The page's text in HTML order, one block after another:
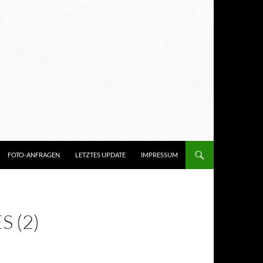
FOTO-ANFRAGEN LETZTES UPDATE IMPRESSUM
(2)